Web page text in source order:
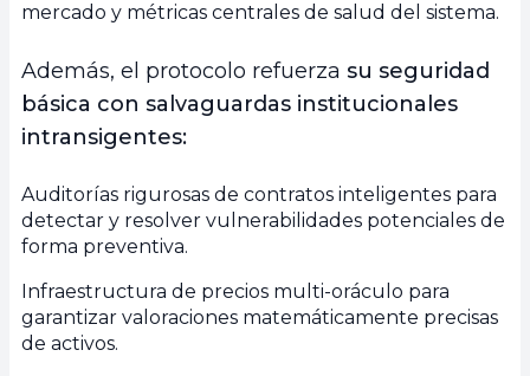
mercado y métricas centrales de salud del sistema.
Además, el protocolo refuerza su seguridad
básica con salvaguardas institucionales
intransigentes:
Auditorías rigurosas de contratos inteligentes para
detectar y resolver vulnerabilidades potenciales de
forma preventiva.
Infraestructura de precios multi-oráculo para
garantizar valoraciones matemáticamente precisas
de activos.